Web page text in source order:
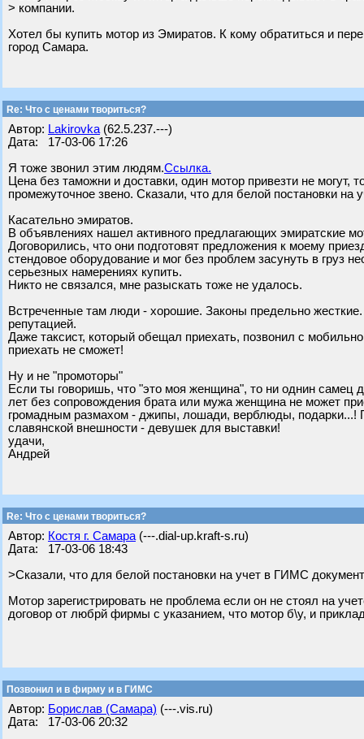
> компании.
Хотел бы купить мотор из Эмиратов. К кому обратиться и
город Самара.
Re: Что с ценами твориться?
Автор: Lakirovka (62.5.237.---)
Дата: 17-03-06 17:26
Я тоже звонил этим людям.Ссылка.
Цена без таможни и доставки, один мотор привезти не могут,
промежуточное звено. Сказали, что для белой постановки на
Касательно эмиратов.
В объявлениях нашел активного предлагающих эмиратские
Договорились, что они подготовят предложения к моему
стендовое оборудование и мог без проблем засунуть в груз
серьезных намерениях купить.
Никто не связался, мне разыскать тоже не удалось.
Встреченные там люди - хорошие. Законы предельно
репутацией.
Даже таксист, который обещал приехать, позвонил с
приехать не сможет!
Ну и не "промоторы"
Если ты говоришь, что "это моя женщина", то ни однин самец
лет без сопровождения брата или мужа женщина не может
громадным размахом - джипы, лошади, верблюды, подарки...!
славянской внешности - девушек для выставки!
удачи,
Андрей
Re: Что с ценами твориться?
Автор: Костя г. Самара (---.dial-up.kraft-s.ru)
Дата: 17-03-06 18:43
>Сказали, что для белой постановки на учет в ГИМС
Мотор зарегистрировать не проблема если он не стоял на
договор от любрй фирмы с указанием, что мотор б\у, и
Позвонил и в фирму и в ГИМС
Автор: Борислав (Самара) (---.vis.ru)
Дата: 17-03-06 20:32